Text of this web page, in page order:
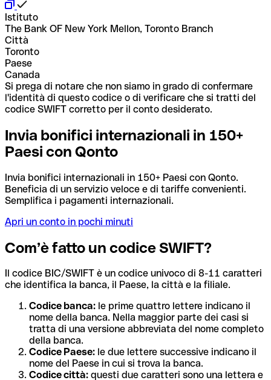
Istituto
The Bank OF New York Mellon, Toronto Branch
Città
Toronto
Paese
Canada
Si prega di notare che non siamo in grado di confermare
l'identità di questo codice o di verificare che si tratti del
codice SWIFT corretto per il conto desiderato.
Invia bonifici internazionali in 150+
Paesi con Qonto
Invia bonifici internazionali in 150+ Paesi con Qonto.
Beneficia di un servizio veloce e di tariffe convenienti.
Semplifica i pagamenti internazionali.
Apri un conto in pochi minuti
Com’è fatto un codice SWIFT?
Il codice BIC/SWIFT è un codice univoco di 8-11 caratteri
che identifica la banca, il Paese, la città e la filiale.
Codice banca: le prime quattro lettere indicano il
nome della banca. Nella maggior parte dei casi si
tratta di una versione abbreviata del nome completo
della banca.
Codice Paese: le due lettere successive indicano il
nome del Paese in cui si trova la banca.
Codice città: questi due caratteri sono una lettera e